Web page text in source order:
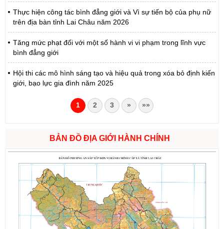
Thực hiện công tác bình đẳng giới và Vì sự tiến bộ của phụ nữ
trên địa bàn tỉnh Lai Châu năm 2026
Tăng mức phạt đối với một số hành vi vi phạm trong lĩnh vực
bình đẳng giới
Hội thi các mô hình sáng tạo và hiệu quả trong xóa bỏ định kiến
giới, bạo lực gia đình năm 2025
1 2 3 » »»
BẢN ĐỒ ĐỊA GIỚI HÀNH CHÍNH